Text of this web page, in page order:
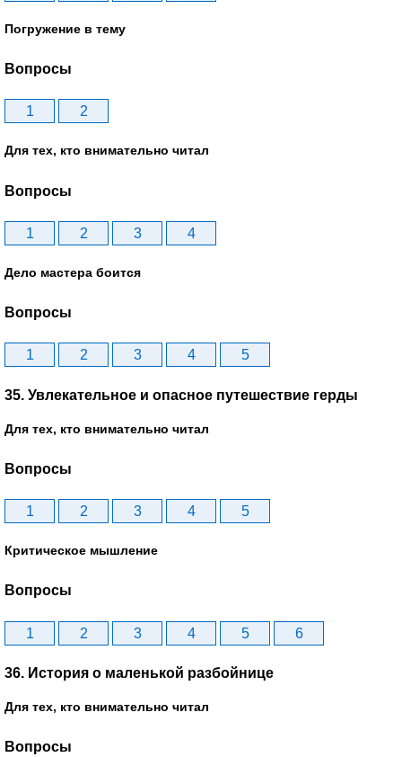
Погружение в тему
Вопросы
1 2
Для тех, кто внимательно читал
Вопросы
1 2 3 4
Дело мастера боится
Вопросы
1 2 3 4 5
35. Увлекательное и опасное путешествие герды
Для тех, кто внимательно читал
Вопросы
1 2 3 4 5
Критическое мышление
Вопросы
1 2 3 4 5 6
36. История о маленькой разбойнице
Для тех, кто внимательно читал
Вопросы